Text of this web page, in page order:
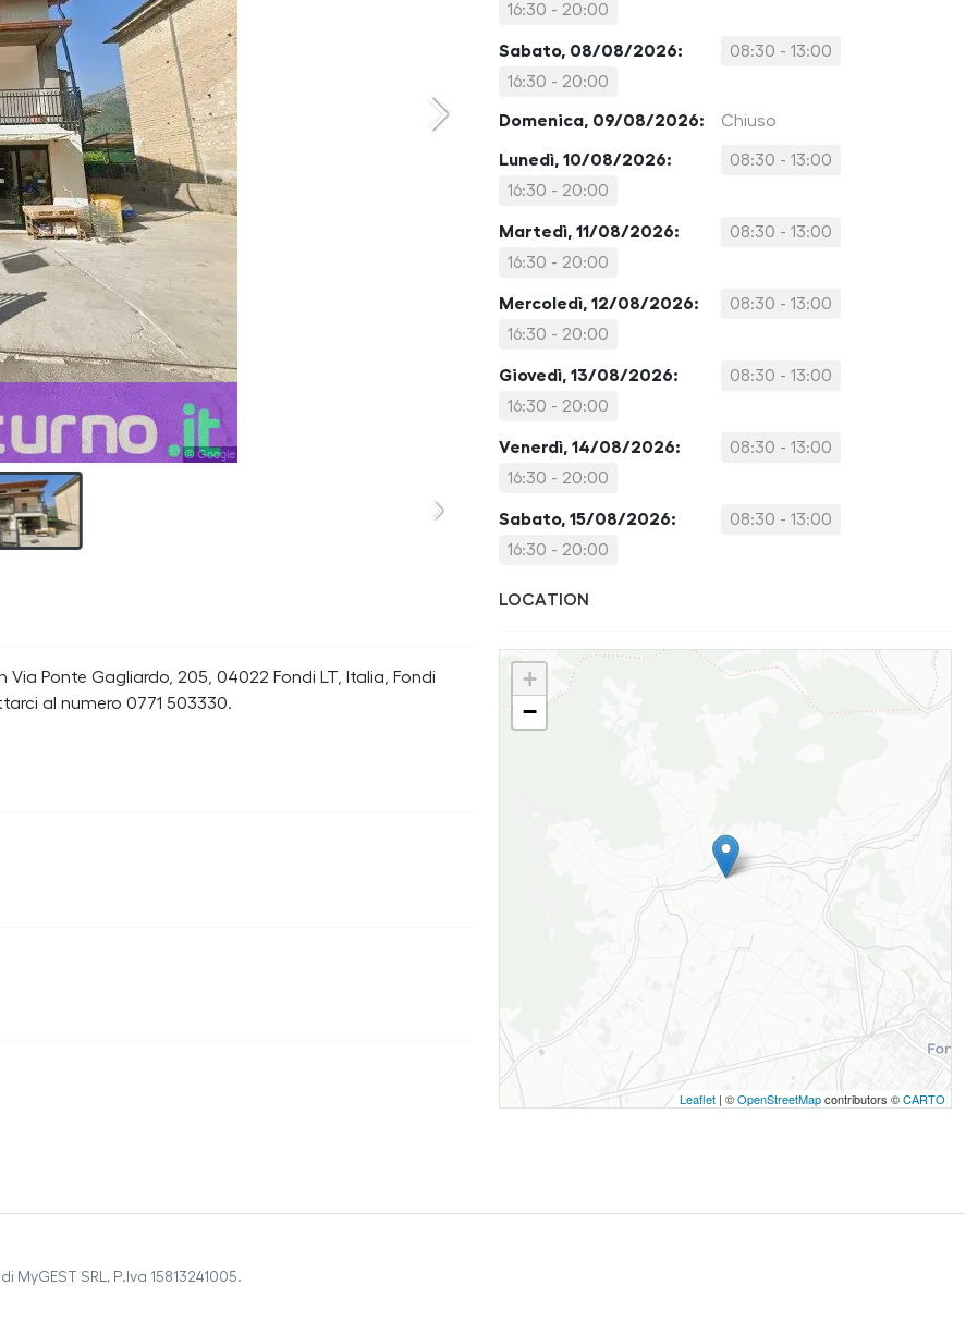
Ponte Gagliardo, 205, 04022 Fondi LT, Italia, Fondi
al numero 0771 503330.
16:30 - 20:00
Sabato, 08/08/2026:
08:30 - 13:00
16:30 - 20:00
Domenica, 09/08/2026: Chiuso
Lunedì, 10/08/2026:
08:30 - 13:00
16:30 - 20:00
Martedì, 11/08/2026:
08:30 - 13:00
16:30 - 20:00
Mercoledì, 12/08/2026:
08:30 - 13:00
16:30 - 20:00
Giovedì, 13/08/2026:
08:30 - 13:00
16:30 - 20:00
Venerdì, 14/08/2026:
08:30 - 13:00
16:30 - 20:00
Sabato, 15/08/2026:
08:30 - 13:00
16:30 - 20:00
LOCATION
+
−
Leaflet | ©OpenStreetMapcontributors ©CARTO
SRL, P.Iva 15813241005.